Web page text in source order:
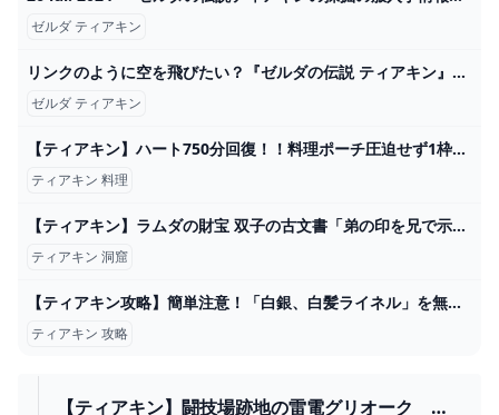
ゼルダ ティアキン
リンクのように空を飛びたい？『ゼルダの伝説 ティアキン』ゾナウギア・翼の「ラグマット」が原作再現すぎる（インサイド） - Yahoo!ニュース
ゼルダ ティアキン
【ティアキン】ハート750分回復！！料理ポーチ圧迫せず1枠で超回復出来る食べ物がこちら【ゼルダの伝説 ティアーズ オブ ザ キングダム】 - YouTube
ティアキン 料理
【ティアキン】ラムダの財宝 双子の古文書「弟の印を兄で示せば」とは？チンクルの服の入手方法【ゼルダの伝説ティアーズオブザキングダム】
ティアキン 洞窟
【ティアキン攻略】簡単注意！「白銀、白髪ライネル」を無効化して安全で簡単に倒す討伐方法を発見してしまいました、出現場所も紹介します【ティアーズオブザキングダム】 - YouTube
ティアキン 攻略
【ティアキン】闘技場跡地の雷電グリオーク ゼ